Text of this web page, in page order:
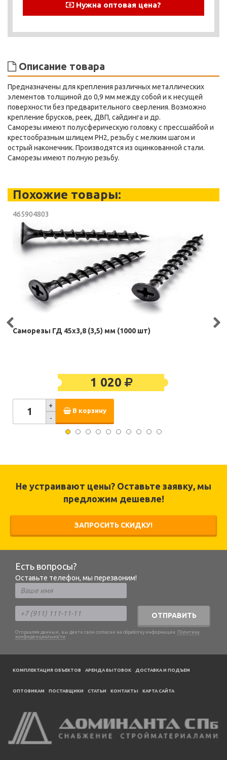
Нужна оптовая цена?
Описание товара
Предназначены для крепления различных металлических
элементов толщиной до 0,9 мм между собой и к несущей
поверхности без предварительного сверления. Возможно
крепление брусков, реек, ДВП, сайдинга и др.
Саморезы имеют полусферическую головку с прессшайбой и
крестообразным шлицем PH2, резьбу с мелким шагом и
острый наконечник. Производятся из оцинкованной стали.
Саморезы имеют полную резьбу.
Похожие товары:
465904803
Саморезы ГД 45х3,8 (3,5) мм (1000 шт)
1 020
+
-
В корзину
Не устраивают цены? Оставьте заявку, мы
предложим дешевле!
ЗАПРОСИТЬ СКИДКУ!
Есть вопросы?
Оставьте телефон, мы перезвоним!
ОТПРАВИТЬ
Отправляя данные, вы даете свое согласие на обработку информации. Политика
конфиденциальности .
КОМПЛЕКТАЦИЯ ОБЪЕКТОВ АРЕНДА БЫТОВОК ДОСТАВКА И ПОДЪЕМ
ОПТОВИКАМ ПОСТАВЩИКИ CТАТЬИ КОНТАКТЫ КАРТА САЙТА